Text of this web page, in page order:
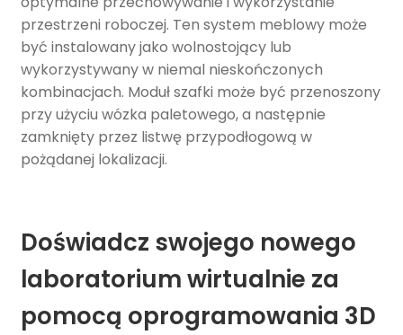
przestrzeni roboczej. Ten system meblowy może
być instalowany jako wolnostojący lub
wykorzystywany w niemal nieskończonych
kombinacjach. Moduł szafki może być przenoszony
przy użyciu wózka paletowego, a następnie
zamknięty przez listwę przypodłogową w
pożądanej lokalizacji.
Doświadcz swojego nowego
laboratorium wirtualnie za
pomocą oprogramowania 3D